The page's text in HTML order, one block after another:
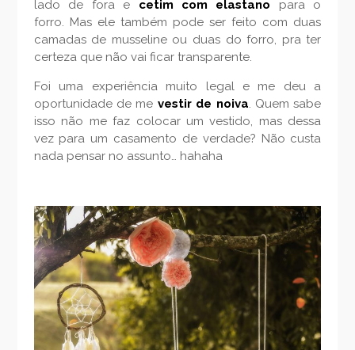
lado de fora e cetim com elastano para o
forro. Mas ele também pode ser feito com duas
camadas de musseline ou duas do forro, pra ter
certeza que não vai ficar transparente.
Foi uma experiência muito legal e me deu a
oportunidade de me vestir de noiva. Quem sabe
isso não me faz colocar um vestido, mas dessa
vez para um casamento de verdade? Não custa
nada pensar no assunto… hahaha